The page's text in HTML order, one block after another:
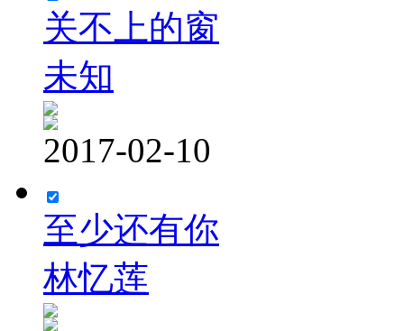
关不上的窗
未知
2017-02-10
至少还有你
林忆莲